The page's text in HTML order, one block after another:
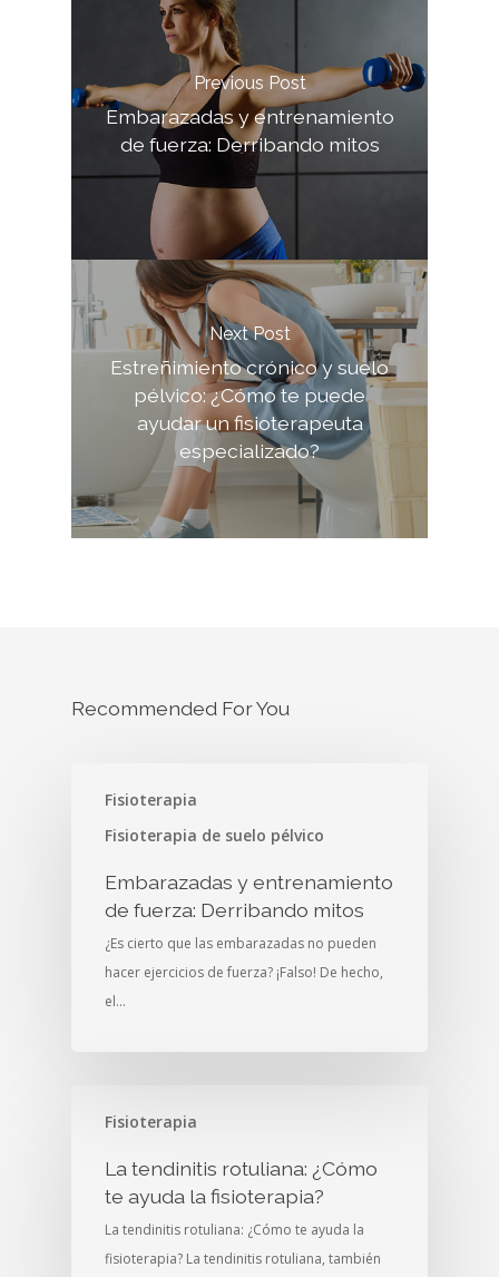
Previous Post
Embarazadas y entrenamiento
de fuerza: Derribando mitos
Next Post
Estreñimiento crónico y suelo
pélvico: ¿Cómo te puede
ayudar un fisioterapeuta
especializado?
Recommended For You
Fisioterapia
Fisioterapia de suelo pélvico
Embarazadas y entrenamiento
de fuerza: Derribando mitos
¿Es cierto que las embarazadas no pueden
hacer ejercicios de fuerza? ¡Falso! De hecho,
el…
Fisioterapia
La tendinitis rotuliana: ¿Cómo
te ayuda la fisioterapia?
La tendinitis rotuliana: ¿Cómo te ayuda la
fisioterapia? La tendinitis rotuliana, también